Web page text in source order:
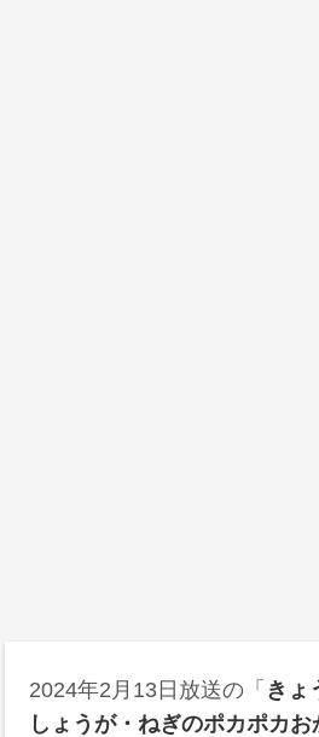
2024年2月13日 放送の「 きょ
しょうが・ねぎのポカポカお